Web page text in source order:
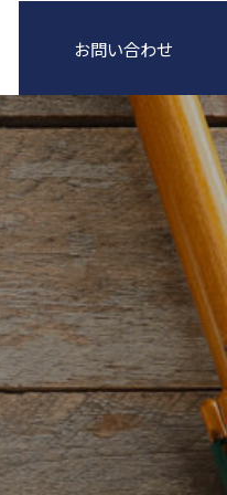
お問い合わせ